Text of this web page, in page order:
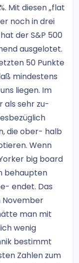
Mit diesen „flat
noch in drei
der S&P 500
ausgelotet.
50 Punkte
mindestens
liegen. Im
als sehr zu-
die ober- halb
Wenn
big board
behaupten
endet. Das
November
man mit
wenig
bestimmt
Zahlen zum